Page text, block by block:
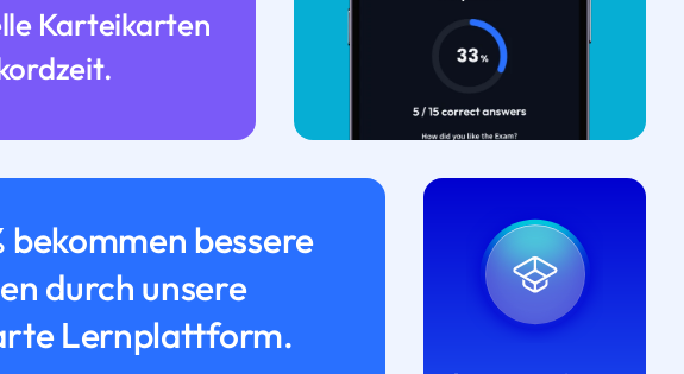
Karteikarten
bekommen bessere
durch unsere
Lernplattform.